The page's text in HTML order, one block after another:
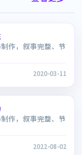
1:55:12
作，叙事完整、节
2020-03-11
作，叙事完整、节
2022-08-02